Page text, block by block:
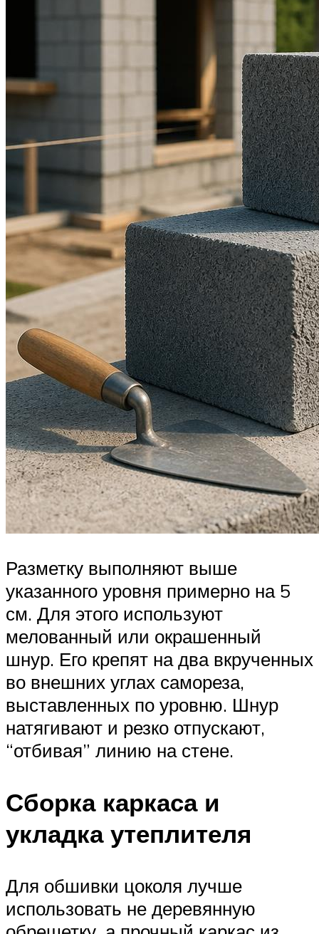
Разметку выполняют выше
указанного уровня примерно на 5
см. Для этого используют
мелованный или окрашенный
шнур. Его крепят на два вкрученных
во внешних углах самореза,
выставленных по уровню. Шнур
натягивают и резко отпускают,
“отбивая” линию на стене.
Сборка каркаса и
укладка утеплителя
Для обшивки цоколя лучше
использовать не деревянную